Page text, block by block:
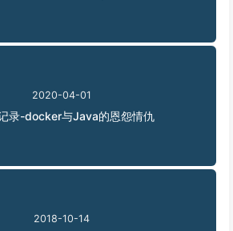
2020-04-01
录-docker与Java的恩怨情仇
2018-10-14